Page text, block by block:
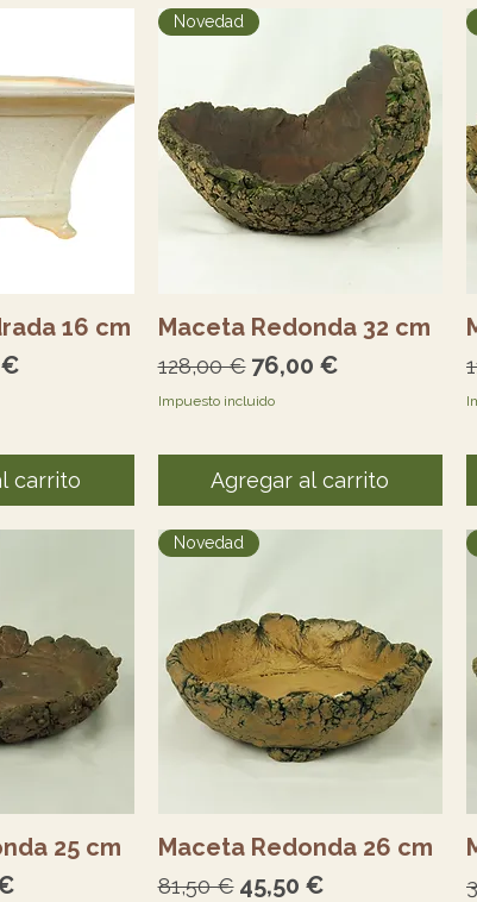
16 cm
de oferta
€
carrito
Vista rápida
Novedad
Maceta Redonda 32 cm
Precio
128,00 € Precio de oferta
76,00 €
Impuesto incluido
Agregar al carrito
25 cm
de oferta
Vista rápida
Novedad
Maceta Redonda 26 cm
Precio
81,50 € Precio de oferta
45,50 €